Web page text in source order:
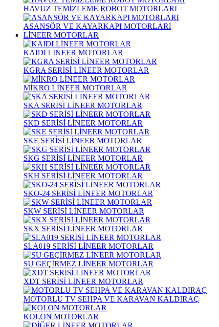
HAVUZ TEMİZLEME ROBOT MOTORLARI
ASANSÖR VE KAYARKAPI MOTORLARI
LİNEER MOTORLAR
KAIDI LİNEER MOTORLAR
KGRA SERİSİ LİNEER MOTORLAR
MİKRO LİNEER MOTORLAR
SKA SERİSİ LİNEER MOTORLAR
SKD SERİSİ LİNEER MOTORLAR
SKE SERİSİ LİNEER MOTORLAR
SKG SERİSİ LİNEER MOTORLAR
SKH SERİSİ LİNEER MOTORLAR
SKO-24 SERİSİ LİNEER MOTORLAR
SKW SERİSİ LİNEER MOTORLAR
SKX SERİSİ LİNEER MOTORLAR
SLA019 SERİSİ LİNEER MOTORLAR
SU GEÇİRMEZ LİNEER MOTORLAR
XDT SERİSİ LİNEER MOTORLAR
MOTORLU TV SEHPA VE KARAVAN KALDIRAÇ
KOLON MOTORLAR